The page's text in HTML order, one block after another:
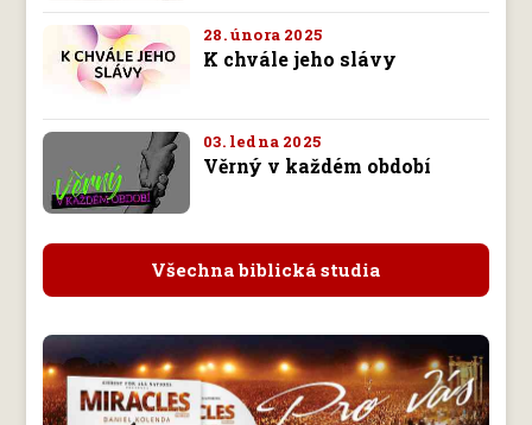
28. února 2025
K chvále jeho slávy
03. ledna 2025
Věrný v každém období
Všechna biblická studia